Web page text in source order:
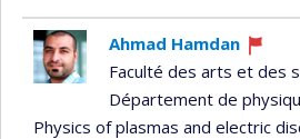
Ahmad Hamdan
Faculté des arts et des
Département de
Physics of plasmas and electric